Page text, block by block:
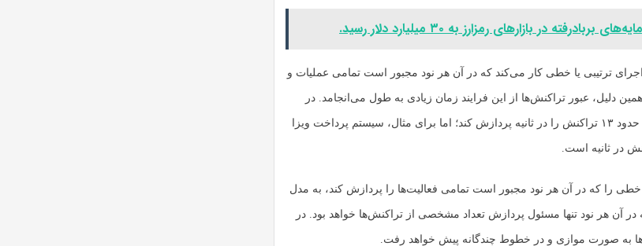
بربادرفته در بازارهای رمزارز به ۳۰ میلیارد دلار رسید.
اجرای ترتیبی یا خطی کار می‌کند که در آن هر نود مجبور است تمامی عملیات و
دلیل، عبور تراکنش‌ها از این فرایند زمان زیادی به طول می‌انجامد. در
حال حاضر، اتریوم قادر است حدود ۱۳ تراکنش را در ثانیه پردازش کند؛ اما برای مثال، سیستم پرداخت ویزا
را که در آن هر نود مجبور است تمامی فعالیت‌ها را پردازش کند، به مدل
در آن هر نود تنها مسئول پردازش تعداد مشخصی از تراکنش‌ها خواهد بود. در
به صورت موازی و در خطوط چندگانه پیش خواهد رفت.